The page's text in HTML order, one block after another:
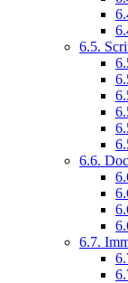
6.5.
6.6.
6.7.